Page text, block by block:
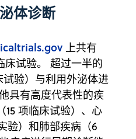
体诊断
上共有
床试验。 超过一半的
试验）与利用外泌体进
具有高度代表性的疾
15 项临床试验）、心
验）和肺部疾病（6